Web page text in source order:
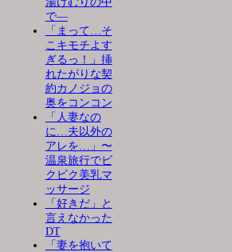
で―
「まって…そ
こキモチよす
ぎるっ！」挿
れたがりな契
約カノジョの
奥をコンコン
「人妻なの
に…夫以外の
アレを…」〜
温泉旅行でビ
クビク美乳マ
ッサージ
「好きだ」と
言えなかった
DT
「妻を抱いて